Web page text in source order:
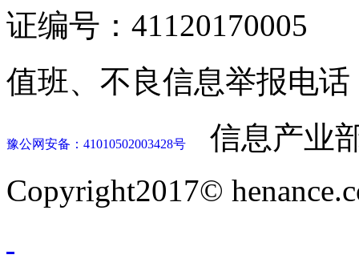
证编号：41120170005
值班、不良信息举报电话
豫公网安备：41010502003428号
信息产业
Copyright2017©